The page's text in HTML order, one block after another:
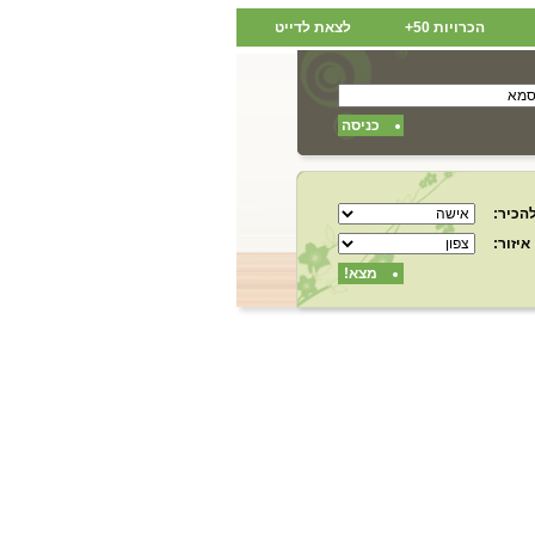
הכרויות 50+ לצאת לדייט
כניסה
איזור:
מצא!